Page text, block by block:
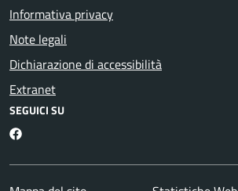
Informativa privacy
Note legali
Dichiarazione di accessibilità
Extranet
SEGUICI SU
Facebook